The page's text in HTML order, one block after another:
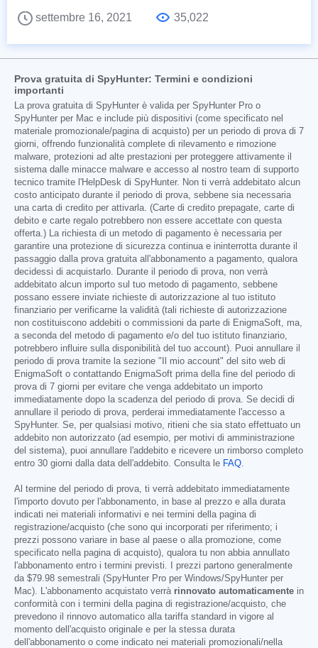
settembre 16, 2021
35,022
Prova gratuita di SpyHunter: Termini e condizioni
importanti
La prova gratuita di SpyHunter è valida per SpyHunter Pro o
SpyHunter per Mac e include più dispositivi (come specificato nel
materiale promozionale/pagina di acquisto) per un periodo di prova di 7
giorni, offrendo funzionalità complete di rilevamento e rimozione
malware, protezioni ad alte prestazioni per proteggere attivamente il
sistema dalle minacce malware e accesso al nostro team di supporto
tecnico tramite l'HelpDesk di SpyHunter. Non ti verrà addebitato alcun
costo anticipato durante il periodo di prova, sebbene sia necessaria
una carta di credito per attivarla. (Carte di credito prepagate, carte di
debito e carte regalo potrebbero non essere accettate con questa
offerta.) La richiesta di un metodo di pagamento è necessaria per
garantire una protezione di sicurezza continua e ininterrotta durante il
passaggio dalla prova gratuita all'abbonamento a pagamento, qualora
decidessi di acquistarlo. Durante il periodo di prova, non verrà
addebitato alcun importo sul tuo metodo di pagamento, sebbene
possano essere inviate richieste di autorizzazione al tuo istituto
finanziario per verificarne la validità (tali richieste di autorizzazione
non costituiscono addebiti o commissioni da parte di EnigmaSoft, ma,
a seconda del metodo di pagamento e/o del tuo istituto finanziario,
potrebbero influire sulla disponibilità del tuo account). Puoi annullare il
periodo di prova tramite la sezione "Il mio account" del sito web di
EnigmaSoft o contattando EnigmaSoft prima della fine del periodo di
prova di 7 giorni per evitare che venga addebitato un importo
immediatamente dopo la scadenza del periodo di prova. Se decidi di
annullare il periodo di prova, perderai immediatamente l'accesso a
SpyHunter. Se, per qualsiasi motivo, ritieni che sia stato effettuato un
addebito non autorizzato (ad esempio, per motivi di amministrazione
del sistema), puoi annullare l'addebito e ricevere un rimborso completo
entro 30 giorni dalla data dell'addebito. Consulta le FAQ
Al termine del periodo di prova, ti verrà addebitato immediatamente
l'importo dovuto per l'abbonamento, in base al prezzo e alla durata
indicati nei materiali informativi e nei termini della pagina di
registrazione/acquisto (che sono qui incorporati per riferimento; i
prezzi possono variare in base al paese o alla promozione, come
specificato nella pagina di acquisto), qualora tu non abbia annullato
l'abbonamento entro i termini previsti. I prezzi partono generalmente
da $79.98 semestrali (SpyHunter Pro per Windows/SpyHunter per
Mac). L'abbonamento acquistato verrà rinnovato automaticamente in
conformità con i termini della pagina di registrazione/acquisto, che
prevedono il rinnovo automatico alla tariffa standard in vigore al
momento dell'acquisto originale e per la stessa durata
dell'abbonamento o come indicato nei materiali promozionali/nella